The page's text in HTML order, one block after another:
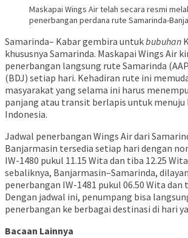
Maskapai Wings Air telah secara resmi
penerbangan perdana rute Samarinda-
Samarinda– Kabar gembira untukbubuhan
khususnya Samarinda. Maskapai Wings Air
penerbangan langsung rute Samarinda
(BDJ) setiap hari. Kehadiran rute ini
masyarakat yang selama ini harus
panjang atau transit berlapis untuk
Indonesia.
Jadwal penerbangan Wings Air dari
Banjarmasin tersedia setiap hari dengan
IW-1480 pukul 11.15 Wita dan tiba 12.25
sebaliknya, Banjarmasin–Samarinda,
penerbangan IW-1481 pukul 06.50 Wita dan
Dengan jadwal ini, penumpang bisa
penerbangan ke berbagai destinasi di hari
Bacaan Lainnya